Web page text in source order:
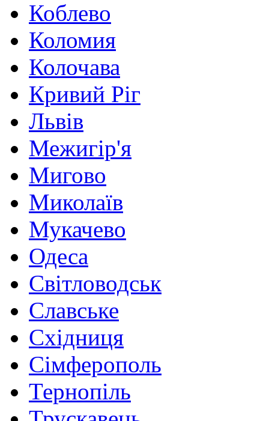
Коблево
Коломия
Колочава
Кривий Ріг
Львів
Межигір'я
Мигово
Миколаїв
Мукачево
Одеса
Світловодськ
Славське
Східниця
Сімферополь
Тернопіль